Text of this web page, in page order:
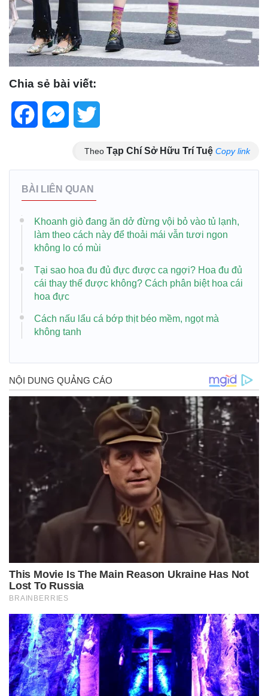
Chia sẻ bài viết:
FacebookMessenger
Theo Tạp Chí Sở Hữu Trí Tuệ Copy link
BÀI LIÊN QUAN
Khoanh giò đang ăn dở đừng vội bỏ vào tủ lạnh,
làm theo cách này để thoải mái vẫn tươi ngon
không lo có mùi
Tại sao hoa đu đủ đực được ca ngợi? Hoa đu đủ
cái thay thế được không? Cách phân biệt hoa cái
hoa đực
Cách nấu lẩu cá bớp thịt béo mềm, ngọt mà
không tanh